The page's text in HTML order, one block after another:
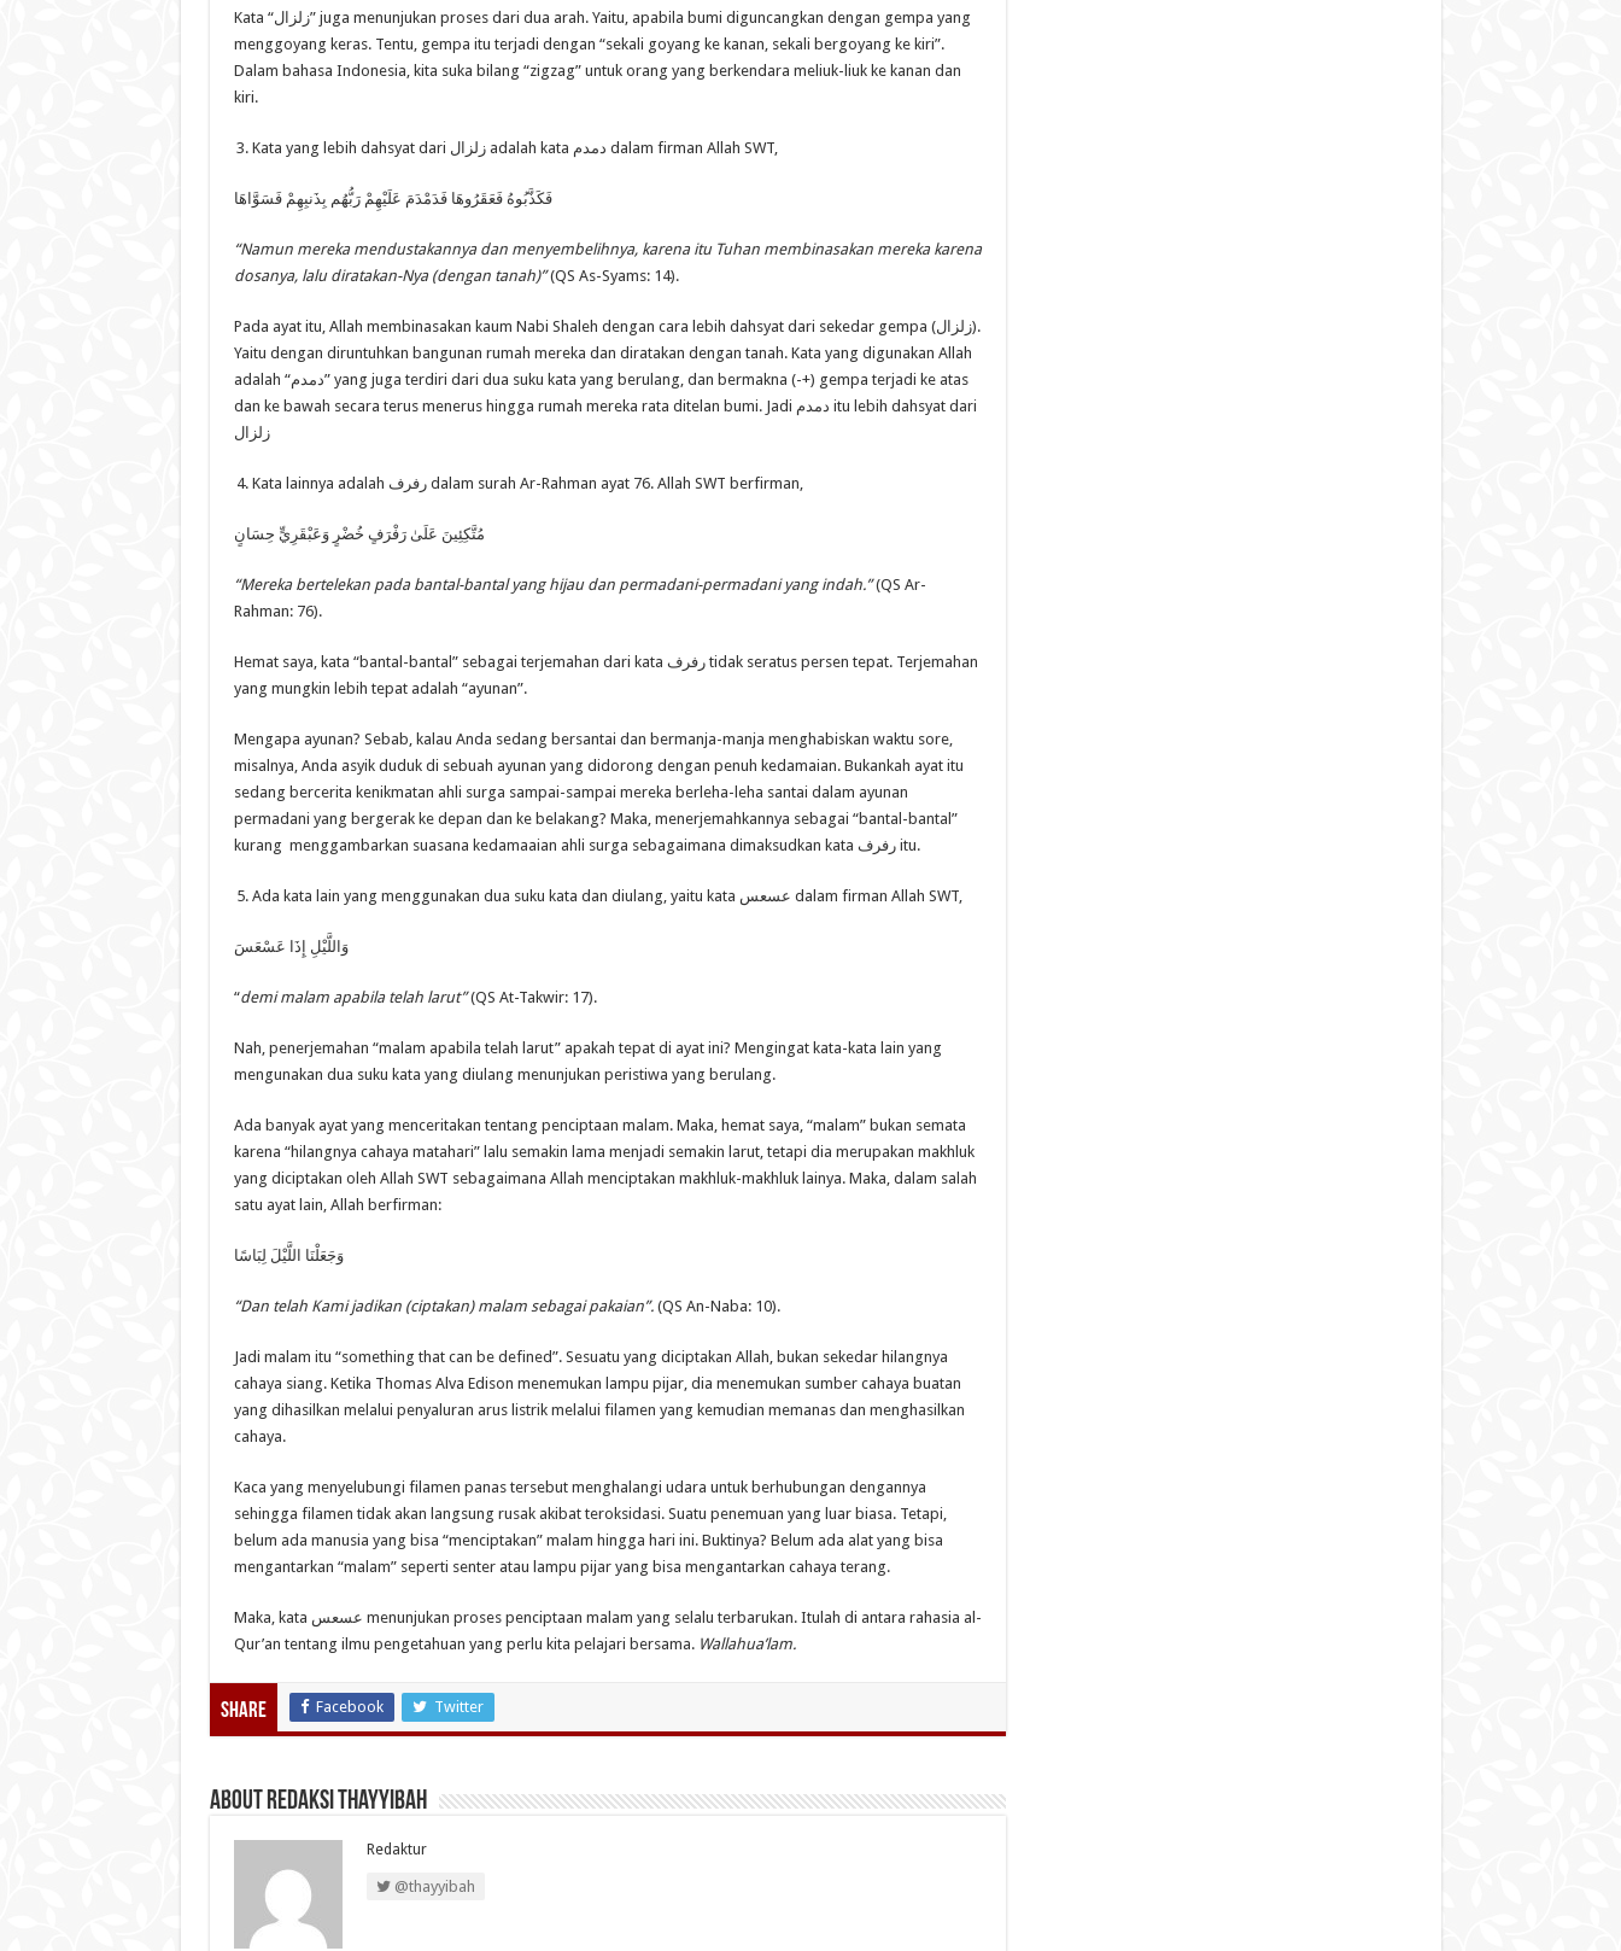
Kata “زلزال” juga menunjukan proses dari dua arah. Yaitu, apabila bumi diguncangkan dengan gempa yang
menggoyang keras. Tentu, gempa itu terjadi dengan “sekali goyang ke kanan, sekali bergoyang ke kiri”.
Dalam bahasa Indonesia, kita suka bilang “zigzag” untuk orang yang berkendara meliuk-liuk ke kanan dan
kiri.
Kata yang lebih dahsyat dari زلزال adalah kata دمدم dalam firman Allah SWT,
فَكَذَّبُوهُ فَعَقَرُوهَا فَدَمْدَمَ عَلَيْهِمْ رَبُّهُم بِذَنبِهِمْ فَسَوَّاهَا
“Namun mereka mendustakannya dan menyembelihnya, karena itu Tuhan membinasakan mereka karena
dosanya, lalu diratakan-Nya (dengan tanah)”(QS As-Syams: 14).
Pada ayat itu, Allah membinasakan kaum Nabi Shaleh dengan cara lebih dahsyat dari sekedar gempa (زلزال).
Yaitu dengan diruntuhkan bangunan rumah mereka dan diratakan dengan tanah. Kata yang digunakan Allah
adalah “دمدم” yang juga terdiri dari dua suku kata yang berulang, dan bermakna (-+) gempa terjadi ke atas
dan ke bawah secara terus menerus hingga rumah mereka rata ditelan bumi. Jadi دمدم itu lebih dahsyat dari
زلزال
Kata lainnya adalah رفرف dalam surah Ar-Rahman ayat 76. Allah SWT berfirman,
مُتَّكِئِينَ عَلَىٰ رَفْرَفٍ خُضْرٍ وَعَبْقَرِيٍّ حِسَانٍ
“Mereka bertelekan pada bantal-bantal yang hijau dan permadani-permadani yang indah.”(QS Ar-
Rahman: 76).
Hemat saya, kata “bantal-bantal” sebagai terjemahan dari kata رفرف tidak seratus persen tepat. Terjemahan
yang mungkin lebih tepat adalah “ayunan”.
Mengapa ayunan? Sebab, kalau Anda sedang bersantai dan bermanja-manja menghabiskan waktu sore,
misalnya, Anda asyik duduk di sebuah ayunan yang didorong dengan penuh kedamaian. Bukankah ayat itu
sedang bercerita kenikmatan ahli surga sampai-sampai mereka berleha-leha santai dalam ayunan
permadani yang bergerak ke depan dan ke belakang? Maka, menerjemahkannya sebagai “bantal-bantal”
kurang menggambarkan suasana kedamaaian ahli surga sebagaimana dimaksudkan kata رفرف itu.
Ada kata lain yang menggunakan dua suku kata dan diulang, yaitu kata عسعس dalam firman Allah SWT,
وَاللَّيْلِ إِذَا عَسْعَسَ
“demi malam apabila telah larut”(QS At-Takwir: 17).
Nah, penerjemahan “malam apabila telah larut” apakah tepat di ayat ini? Mengingat kata-kata lain yang
mengunakan dua suku kata yang diulang menunjukan peristiwa yang berulang.
Ada banyak ayat yang menceritakan tentang penciptaan malam. Maka, hemat saya, “malam” bukan semata
karena “hilangnya cahaya matahari” lalu semakin lama menjadi semakin larut, tetapi dia merupakan makhluk
yang diciptakan oleh Allah SWT sebagaimana Allah menciptakan makhluk-makhluk lainya. Maka, dalam salah
satu ayat lain, Allah berfirman:
وَجَعَلْنَا اللَّيْلَ لِبَاسًا
“Dan telah Kami jadikan (ciptakan) malam sebagai pakaian”.(QS An-Naba: 10).
Jadi malam itu “something that can be defined”. Sesuatu yang diciptakan Allah, bukan sekedar hilangnya
cahaya siang. Ketika Thomas Alva Edison menemukan lampu pijar, dia menemukan sumber cahaya buatan
yang dihasilkan melalui penyaluran arus listrik melalui filamen yang kemudian memanas dan menghasilkan
cahaya.
Kaca yang menyelubungi filamen panas tersebut menghalangi udara untuk berhubungan dengannya
sehingga filamen tidak akan langsung rusak akibat teroksidasi. Suatu penemuan yang luar biasa. Tetapi,
belum ada manusia yang bisa “menciptakan” malam hingga hari ini. Buktinya? Belum ada alat yang bisa
mengantarkan “malam” seperti senter atau lampu pijar yang bisa mengantarkan cahaya terang.
Maka, kata عسعس menunjukan proses penciptaan malam yang selalu terbarukan. Itulah di antara rahasia al-
Qur’an tentang ilmu pengetahuan yang perlu kita pelajari bersama. Wallahua’lam.
Share Facebook Twitter
About Redaksi Thayyibah
Redaktur
@thayyibah